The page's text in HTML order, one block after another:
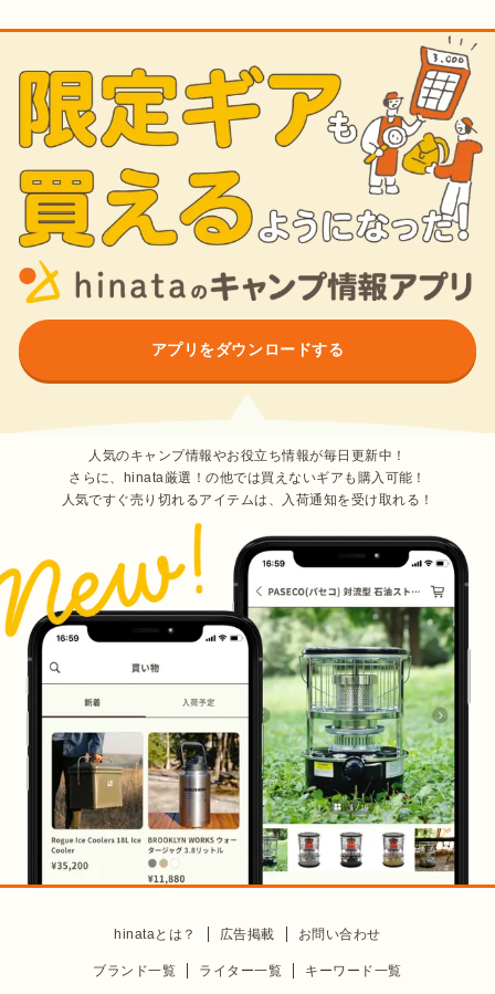
アプリをダウンロードする
人気のキャンプ情報やお役立ち情報が毎日更新中！
さらに、hinata厳選！の他では買えないギアも購入可能！
人気ですぐ売り切れるアイテムは、入荷通知を受け取れる！
hinataとは？ 広告掲載 お問い合わせ
ブランド一覧 ライター一覧 キーワード一覧